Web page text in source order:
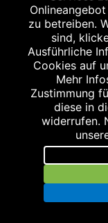
zu betreiben.
sind,
Ausführliche
Cookies auf
Mehr
Zustimmung
diese in
widerrufen.